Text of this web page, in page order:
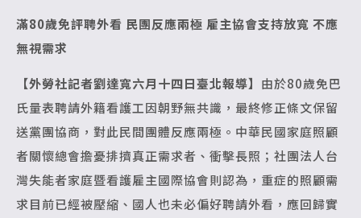
滿80歲免評聘外看 民團反應兩極 雇主協會支持放寬 不應
無視需求
【外勞社記者劉達寬六月十四日臺北報導】 由於80歲免巴
氏量表聘請外籍看護工因朝野無共識，最終修正條文保留
送黨團協商，對此民間團體反應兩極。中華民國家庭照顧
者關懷總會擔憂排擠真正需求者、衝擊長照；社團法人台
灣失能者家庭暨看護雇主國際協會則認為，重症的照顧需
求目前已經被壓縮、國人也未必偏好聘請外看，應回歸實